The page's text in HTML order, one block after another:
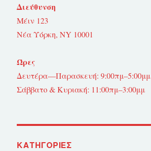
Διεύθυνση
Μέιν 123
Νέα Υόρκη, NY 10001
Ώρες
Δευτέρα—Παρασκευή: 9:00πμ–5:00μμ
Σάββατο & Κυριακή: 11:00πμ–3:00μμ
KΑΤΗΓΟΡΊΕΣ